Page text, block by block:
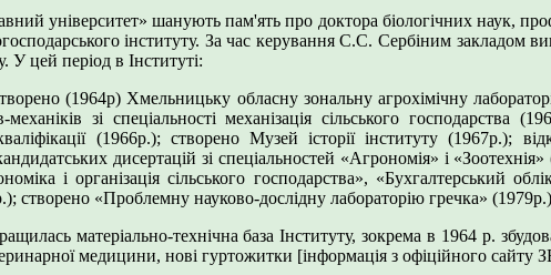
шанують пам'ять про доктора біологічних наук,
інституту. За час керування С.С. Сербіним закладом
У цей період в Інституті:
(1964р) Хмельницьку обласну зональну агрохімічну
механіків зі спеціальності механізація сільського
(1966р.); створено Музей історії інституту (1967р.);
дисертацій зі спеціальностей «Агрономія» і
і організація сільського господарства», «Бухгалтерський
створено «Проблемну науково-дослідну лабораторію гречка»
матеріально-технічна база Інституту, зокрема в 1964 р.
медицини, нові гуртожитки [інформація з офіційного